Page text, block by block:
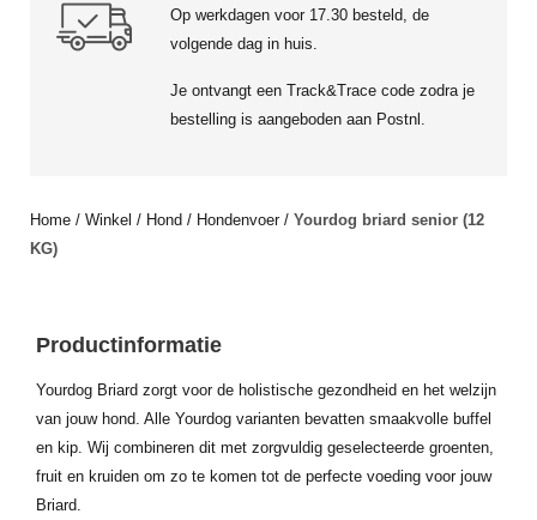
Op werkdagen voor 17.30 besteld, de
volgende dag in huis.
Je ontvangt een Track&Trace code zodra je
bestelling is aangeboden aan Postnl.
Home / Winkel / Hond / Hondenvoer/ Yourdog briard senior (12
KG)
Productinformatie
Yourdog Briard zorgt voor de holistische gezondheid en het welzijn
van jouw hond. Alle Yourdog varianten bevatten smaakvolle buffel
en kip. Wij combineren dit met zorgvuldig geselecteerde groenten,
fruit en kruiden om zo te komen tot de perfecte voeding voor jouw
Briard.